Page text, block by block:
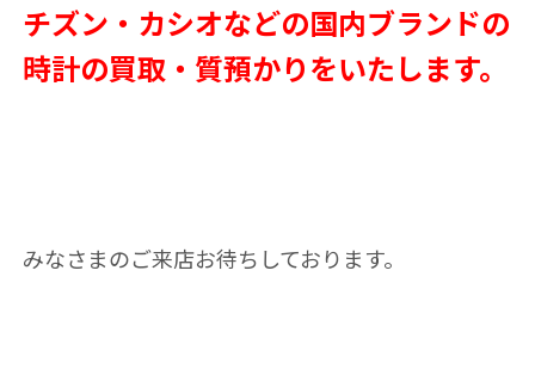
チズン・カシオなどの国内ブランドの
時計の買取・質預かりをいたします。
みなさまのご来店お待ちしております。